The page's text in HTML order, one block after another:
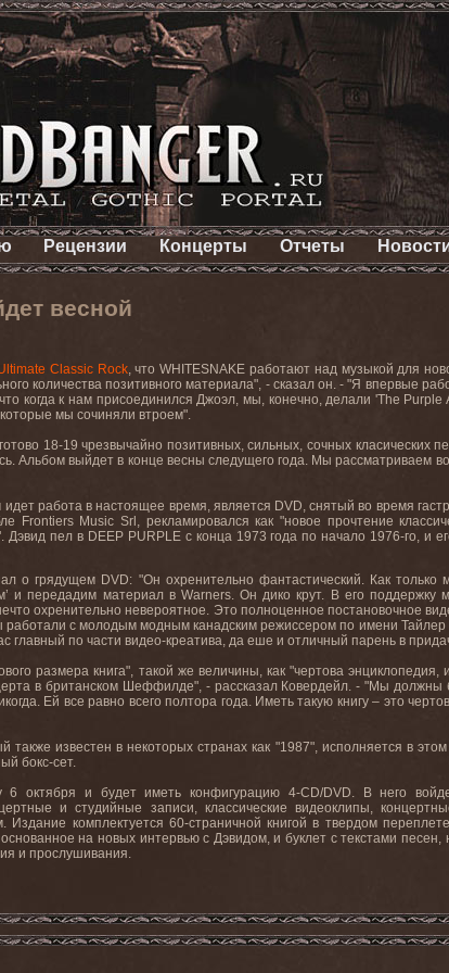
Рецензии Концерты Отчеты
весной
Classic Rock, чтоWHITESNAKE работают над музыкой для
количества позитивного материала", - сказал он. - "Я впервые
когда к нам присоединился Джоэл, мы, конечно, делали 'The Purple
мы сочиняли втроем".
18-19 чрезвычайно позитивных, сильных, сочных класических
.Альбом выйдет в конце весны следущего года. Мы рассматриваем
работа в настоящее время, является DVD, снятый во время
Frontiers Music Srl , рекламировался как "новое прочтение
Дэвид пел вDEEP PURPLE с конца1973 года по начало 1976-го, и
о грядущем DVD: "Он охренительно фантастический. Как
’и передадим материал в Warners.Он дико крут. В его поддержку
охренительно невероятное. Это полноценное постановочное
с молодым модным канадским режиссером по имени Тайлер
главный по части видео-креатива, да еше и отличный парень в
размера книга", такой же величины, как "чертова
в британском Шеффилде", - рассказал Ковердейл. - "Мы
. Ей все равно всего полтора года. Иметь такую книгу – это
также известен в некоторых странах как "1987", исполняется в
бокс-сет.
октября и будет иметь конфигурацию 4-CD/DVD. В него
и студийные записи, классические видеоклипы,
комплектуется 60-страничной книгой в твердом
на новых интервью с Дэвидом, и буклет с текстами
и прослушивания.